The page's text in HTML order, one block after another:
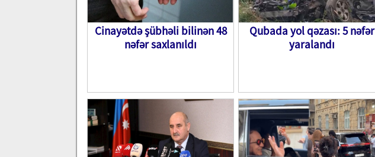
Cinayətdə şübhəli bilinən 48
nəfər saxlanıldı
Qubada yol qəzası: 5 nəfər
yaralandı